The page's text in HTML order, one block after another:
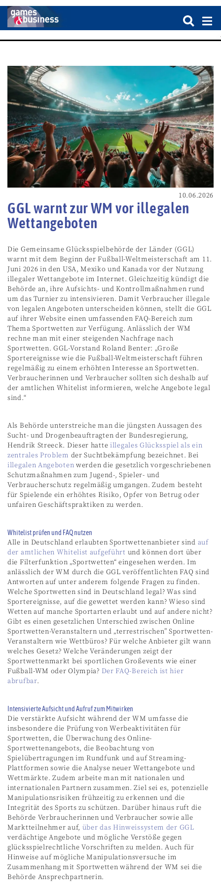
10.06.2026
GGL warnt zur WM vor illegalen
Wettangeboten
Die Gemeinsame Glücksspielbehörde der Länder (GGL)
warnt mit dem Beginn der Fußball-Weltmeisterschaft am 11.
Juni 2026 in den USA, Mexiko und Kanada vor der Nutzung
illegaler Wettangebote im Internet. Gleichzeitig kündigt die
Behörde an, ihre Aufsichts- und Kontrollmaßnahmen rund
um das Turnier zu intensivieren. Damit Verbraucher illegale
von legalen Angeboten unterscheiden können, stellt die GGL
auf ihrer Website einen umfassenden FAQ-Bereich zum
Thema Sportwetten zur Verfügung. Anlässlich der WM
rechne man mit einer steigenden Nachfrage nach
Sportwetten. GGL-Vorstand Roland Benter: „Große
Sportereignisse wie die Fußball-Weltmeisterschaft führen
regelmäßig zu einem erhöhten Interesse an Sportwetten.
Verbraucherinnen und Verbraucher sollten sich deshalb auf
der amtlichen Whitelist informieren, welche Angebote legal
sind.“
Als Behörde unterstreiche man die jüngsten Aussagen des
Sucht- und Drogenbeauftragten der Bundesregierung,
Hendrik Streeck. Dieser hatte illegales Glücksspiel als ein
zentrales Problem der Suchtbekämpfung bezeichnet. Bei
illegalen Angeboten werden die gesetzlich vorgeschriebenen
Schutzmaßnahmen zum Jugend-, Spieler- und
Verbraucherschutz regelmäßig umgangen. Zudem besteht
für Spielende ein erhöhtes Risiko, Opfer von Betrug oder
unfairen Geschäftspraktiken zu werden.
Whitelist prüfen und FAQ nutzen
Alle in Deutschland erlaubten Sportwettenanbieter sind auf
der amtlichen Whitelist aufgeführt und können dort über
die Filterfunktion „Sportwetten“ eingesehen werden. Im
anlässlich der WM durch die GGL veröffentlichten FAQ sind
Antworten auf unter anderem folgende Fragen zu finden.
Welche Sportwetten sind in Deutschland legal? Was sind
Sportereignisse, auf die gewettet werden kann? Wieso sind
Wetten auf manche Sportarten erlaubt und auf andere nicht?
Gibt es einen gesetzlichen Unterschied zwischen Online
Sportwetten-Veranstaltern und „terrestrischen” Sportwetten-
Veranstaltern wie Wettbüros? Für welche Anbieter gilt wann
welches Gesetz? Welche Veränderungen zeigt der
Sportwettenmarkt bei sportlichen Großevents wie einer
Fußball-WM oder Olympia? Der FAQ-Bereich ist hier
abrufbar.
Intensivierte Aufsicht und Aufruf zum Mitwirken
Die verstärkte Aufsicht während der WM umfasse die
insbesondere die Prüfung von Werbeaktivitäten für
Sportwetten, die Überwachung des Online-
Sportwettenangebots, die Beobachtung von
Spielübertragungen im Rundfunk und auf Streaming-
Plattformen sowie die Analyse neuer Wettangebote und
Wettmärkte. Zudem arbeite man mit nationalen und
internationalen Partnern zusammen. Ziel sei es, potenzielle
Manipulationsrisiken frühzeitig zu erkennen und die
Integrität des Sports zu schützen. Darüber hinaus ruft die
Behörde Verbraucherinnen und Verbraucher sowie alle
Marktteilnehmer auf, über das Hinweissystem der GGL
verdächtige Angebote und mögliche Verstöße gegen
glücksspielrechtliche Vorschriften zu melden. Auch für
Hinweise auf mögliche Manipulationsversuche im
Zusammenhang mit Sportwetten während der WM sei die
Behörde Ansprechpartnerin.